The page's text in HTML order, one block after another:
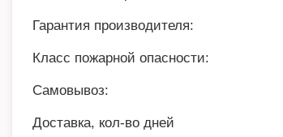
Гарантия производителя:
Класс пожарной опасности:
Самовывоз:
Доставка, кол-во дней